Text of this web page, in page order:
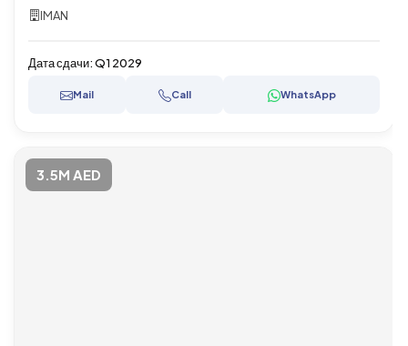
IMAN
Дата сдачи:Q1 2029
Mail Call WhatsApp
3.5M AED